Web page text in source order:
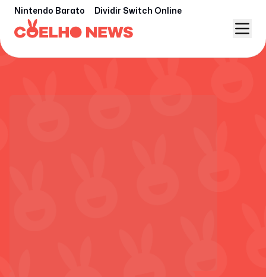
Nintendo Barato Dividir Switch Online